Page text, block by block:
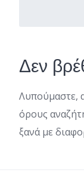
Δεν
Λυπούμαστε,
όρους
ξανά με